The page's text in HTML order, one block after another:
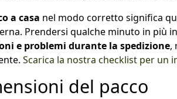
a casa nel modo corretto significa
Prendersi qualche minuto in più
e problemi durante la spedizione,
Scarica la nostra checklist per un
del pacco